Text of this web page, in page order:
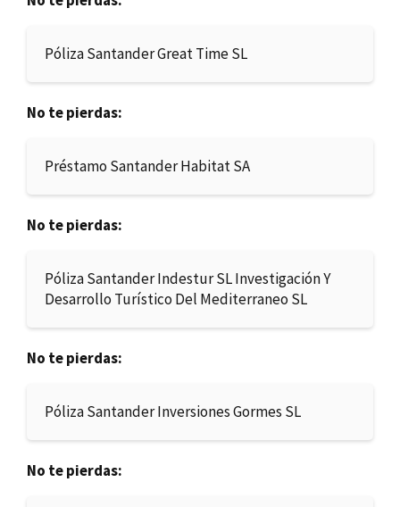
Póliza Santander Great Time SL
No te pierdas:
Préstamo Santander Habitat SA
No te pierdas:
Póliza Santander Indestur SL Investigación Y
Desarrollo Turístico Del Mediterraneo SL
No te pierdas:
Póliza Santander Inversiones Gormes SL
No te pierdas: